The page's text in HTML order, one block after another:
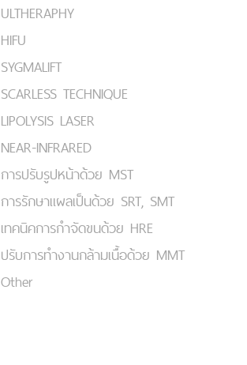
ULTHERAPHY
HIFU
SYGMALIFT
SCARLESS TECHNIQUE
LIPOLYSIS LASER
NEAR-INFRARED
การปรับรูปหน้าด้วย MST
การรักษาแผลเป็นด้วย SRT, SMT
เทคนิคการกำจัดขนด้วย HRE
ปรับการทำงานกล้ามเนื้อด้วย MMT
Other